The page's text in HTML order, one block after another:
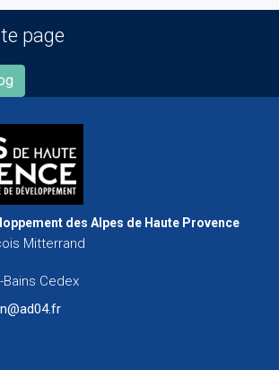
page
des Alpes de Haute Provence
Mitterrand
Bains Cedex